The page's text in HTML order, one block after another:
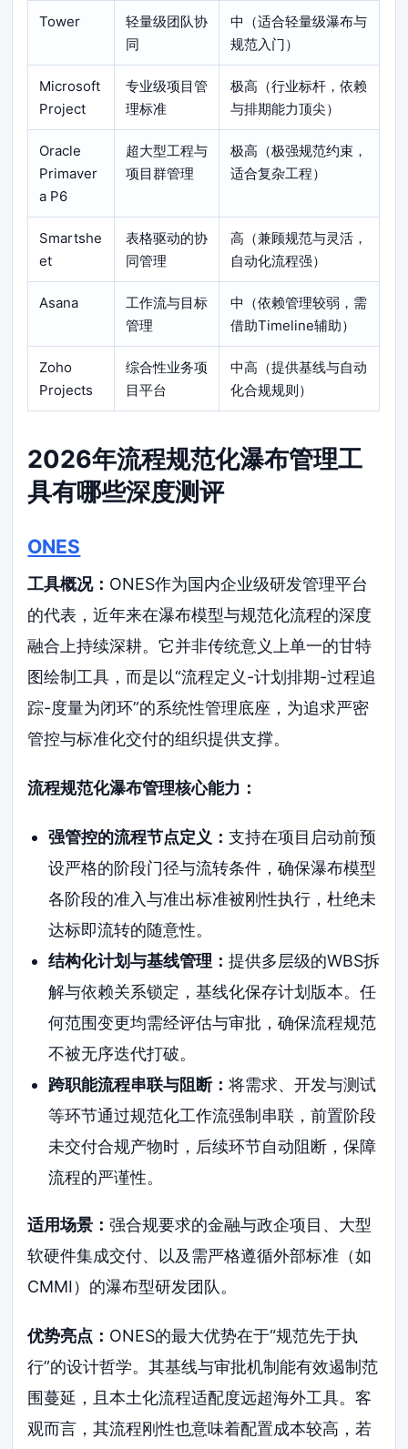
Tower
轻量级团队协
同
中（适合轻量级瀑布与
规范入门）
Microsoft
Project
专业级项目管
理标准
极高（行业标杆，依赖
与排期能力顶尖）
Oracle
Primaver
a P6
超大型工程与
项目群管理
极高（极强规范约束，
适合复杂工程）
Smartshe
et
表格驱动的协
同管理
高（兼顾规范与灵活，
自动化流程强）
Asana
工作流与目标
管理
中（依赖管理较弱，需
借助Timeline辅助）
Zoho
Projects
综合性业务项
目平台
中高（提供基线与自动
化合规规则）
2026年流程规范化瀑布管理工
具有哪些深度测评
ONES
工具概况： ONES作为国内企业级研发管理平台
的代表，近年来在瀑布模型与规范化流程的深度
融合上持续深耕。它并非传统意义上单一的甘特
图绘制工具，而是以“流程定义-计划排期-过程追
踪-度量为闭环”的系统性管理底座，为追求严密
管控与标准化交付的组织提供支撑。
流程规范化瀑布管理核心能力：
强管控的流程节点定义： 支持在项目启动前预
设严格的阶段门径与流转条件，确保瀑布模型
各阶段的准入与准出标准被刚性执行，杜绝未
达标即流转的随意性。
结构化计划与基线管理： 提供多层级的WBS拆
解与依赖关系锁定，基线化保存计划版本。任
何范围变更均需经评估与审批，确保流程规范
不被无序迭代打破。
跨职能流程串联与阻断： 将需求、开发与测试
等环节通过规范化工作流强制串联，前置阶段
未交付合规产物时，后续环节自动阻断，保障
流程的严谨性。
适用场景：强合规要求的金融与政企项目、大型
软硬件集成交付、以及需严格遵循外部标准（如
CMMI）的瀑布型研发团队。
优势亮点： ONES的最大优势在于“规范先于执
行”的设计哲学。其基线与审批机制能有效遏制范
围蔓延，且本土化流程适配度远超海外工具。客
观而言，其流程刚性也意味着配置成本较高，若